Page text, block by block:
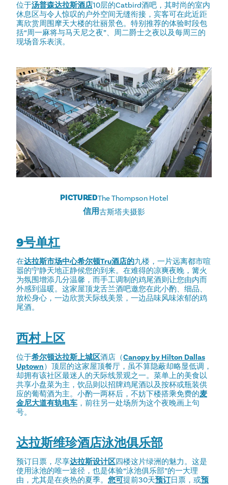
位于汤普森达拉斯酒店10层的Catbird酒吧，其时尚的室内
休息区与令人惊叹的户外空间无缝衔接，宾客可在此近距
离欣赏周围摩天大楼的壮丽景色。特别推荐的体验时段包
括“周一麻将与马天尼之夜”、周二爵士之夜以及每周三的
现场音乐表演。
PICTUREDThe Thompson Hotel
信用古斯塔夫摄影
9号单杠
在达拉斯市场中心希尔顿Tru酒店的九楼，一片远离都市喧
嚣的宁静天地正静候您的到来。在难得的凉爽夜晚，篝火
为氛围增添几分温馨，而手工调制的鸡尾酒则让您由内而
外感到温暖。这家屋顶龙舌兰酒吧邀您在此小酌、细品、
放松身心，一边欣赏天际线美景，一边品味风味浓郁的鸡
尾酒。
西村上区
位于希尔顿达拉斯上城区酒店（Canopy by Hilton Dallas
Uptown）顶层的这家屋顶餐厅，虽不算隐蔽却略显低调，
却拥有该社区最迷人的天际线景观之一。菜单上的美食以
共享小盘菜为主，饮品则以招牌鸡尾酒以及按杯或瓶装供
应的葡萄酒为主。小酌一两杯后，不妨下楼搭乘免费的麦
金尼大道有轨电车 ，前往另一处场所为这个夜晚画上句
号。
达拉斯维珍酒店泳池俱乐部
预订日票，尽享达拉斯设计区四楼这片绿洲的魅力。这是
使用泳池的唯一途径，也是体验“泳池俱乐部”的一大理
由，尤其是在炎热的夏季。 您可提前30天预订日票，或预